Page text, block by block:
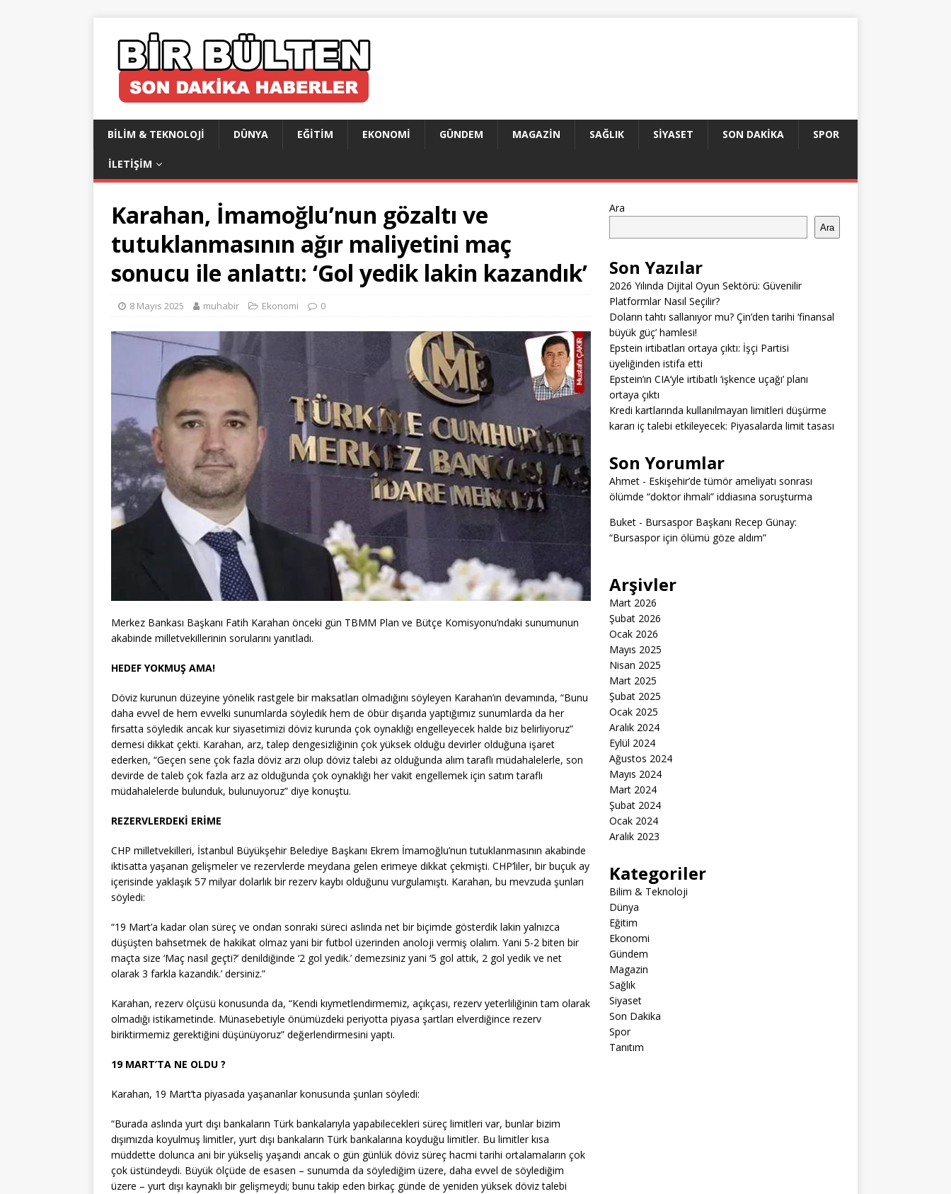
BILIM & TEKNOLOJI DÜNYA EĞITIM EKONOMI GÜNDEM MAGAZIN SAĞLIK SIYASET SON DAKIKA SPOR
İLETIŞIM
Karahan, İmamoğlu’nun gözaltı ve
tutuklanmasının ağır maliyetini maç
sonucu ile anlattı: ‘Gol yedik lakin kazandık’
8 Mayıs 2025 muhabir Ekonomi 0
Merkez Bankası Başkanı Fatih Karahan önceki gün TBMM Plan ve Bütçe Komisyonu’ndaki sunumunun
akabinde milletvekillerinin sorularını yanıtladı.
HEDEF YOKMUŞ AMA!
Döviz kurunun düzeyine yönelik rastgele bir maksatları olmadığını söyleyen Karahan’ın devamında, “Bunu
daha evvel de hem evvelki sunumlarda söyledik hem de öbür dışarıda yaptığımız sunumlarda da her
fırsatta söyledik ancak kur siyasetimizi döviz kurunda çok oynaklığı engelleyecek halde biz belirliyoruz”
demesi dikkat çekti. Karahan, arz, talep dengesizliğinin çok yüksek olduğu devirler olduğuna işaret
ederken, “Geçen sene çok fazla döviz arzı olup döviz talebi az olduğunda alım taraflı müdahalelerle, son
devirde de taleb çok fazla arz az olduğunda çok oynaklığı her vakit engellemek için satım taraflı
müdahalelerde bulunduk, bulunuyoruz” diye konuştu.
REZERVLERDEKİ ERİME
CHP milletvekilleri, İstanbul Büyükşehir Belediye Başkanı Ekrem İmamoğlu’nun tutuklanmasının akabinde
iktisatta yaşanan gelişmeler ve rezervlerde meydana gelen erimeye dikkat çekmişti. CHP’liler, bir buçuk ay
içerisinde yaklaşık 57 milyar dolarlık bir rezerv kaybı olduğunu vurgulamıştı. Karahan, bu mevzuda şunları
söyledi:
“19 Mart’a kadar olan süreç ve ondan sonraki süreci aslında net bir biçimde gösterdik lakin yalnızca
düşüşten bahsetmek de hakikat olmaz yani bir futbol üzerinden anoloji vermiş olalım. Yani 5-2 biten bir
maçta size ‘Maç nasıl geçti?’ denildiğinde ‘2 gol yedik.’ demezsiniz yani ‘5 gol attık, 2 gol yedik ve net
olarak 3 farkla kazandık.’ dersiniz.”
Karahan, rezerv ölçüsü konusunda da, “Kendi kıymetlendirmemiz, açıkçası, rezerv yeterliliğinin tam olarak
olmadığı istikametinde. Münasebetiyle önümüzdeki periyotta piyasa şartları elverdiğince rezerv
biriktirmemiz gerektiğini düşünüyoruz” değerlendirmesini yaptı.
19 MART’TA NE OLDU ?
Karahan, 19 Mart’ta piyasada yaşananlar konusunda şunları söyledi:
“Burada aslında yurt dışı bankaların Türk bankalarıyla yapabilecekleri süreç limitleri var, bunlar bizim
dışımızda koyulmuş limitler, yurt dışı bankaların Türk bankalarına koyduğu limitler. Bu limitler kısa
müddette dolunca ani bir yükseliş yaşandı ancak o gün günlük döviz süreç hacmi tarihi ortalamaların çok
çok üstündeydi. Büyük ölçüde de esasen – sunumda da söylediğim üzere, daha evvel de söylediğim
üzere – yurt dışı kaynaklı bir gelişmeydi; bunu takip eden birkaç günde de yeniden yüksek döviz talebi
Ara
Ara
Son Yazılar
2026 Yılında Dijital Oyun Sektörü: Güvenilir
Platformlar Nasıl Seçilir?
Doların tahtı sallanıyor mu? Çin’den tarihi ‘finansal
büyük güç’ hamlesi!
Epstein irtibatları ortaya çıktı: İşçi Partisi
üyeliğinden istifa etti
Epstein’ın CIA’yle irtibatlı ‘işkence uçağı’ planı
ortaya çıktı
Kredi kartlarında kullanılmayan limitleri düşürme
kararı iç talebi etkileyecek: Piyasalarda limit tasası
Son Yorumlar
Ahmet- Eskişehir’de tümör ameliyatı sonrası
ölümde “doktor ihmali” iddiasına soruşturma
Buket- Bursaspor Başkanı Recep Günay:
“Bursaspor için ölümü göze aldım”
Arşivler
Mart 2026
Şubat 2026
Ocak 2026
Mayıs 2025
Nisan 2025
Mart 2025
Şubat 2025
Ocak 2025
Aralık 2024
Eylül 2024
Ağustos 2024
Mayıs 2024
Mart 2024
Şubat 2024
Ocak 2024
Aralık 2023
Kategoriler
Bilim & Teknoloji
Dünya
Eğitim
Ekonomi
Gündem
Magazin
Sağlık
Siyaset
Son Dakika
Spor
Tanıtım